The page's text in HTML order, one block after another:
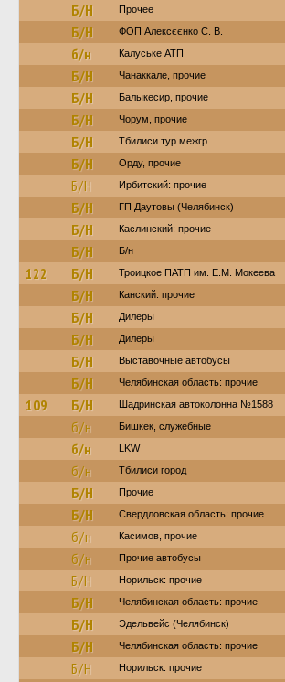
Б/Н Прочее
Б/Н ФОП Алексєєнко С. В.
б/н Калуське АТП
Б/Н Чанаккале, прочие
Б/Н Балыкесир, прочие
Б/Н Чорум, прочие
Б/Н Тбилиси тур межгр
Б/Н Орду, прочие
Б/Н Ирбитский: прочие
Б/Н ГП Даутовы (Челябинск)
Б/Н Каслинский: прочие
Б/Н Б/н
122 Б/Н Троицкое ПАТП им. Е.М. Мокеева
Б/Н Канский: прочие
Б/Н Дилеры
Б/Н Дилеры
Б/Н Выставочные автобусы
Б/Н Челябинская область: прочие
109 Б/Н Шадринская автоколонна №1588
б/н Бишкек, служебные
б/н LKW
б/н Тбилиси город
Б/Н Прочие
Б/Н Свердловская область: прочие
б/н Касимов, прочие
б/н Прочие автобусы
Б/Н Норильск: прочие
Б/Н Челябинская область: прочие
Б/Н Эдельвейс (Челябинск)
Б/Н Челябинская область: прочие
Б/Н Норильск: прочие